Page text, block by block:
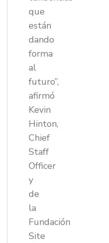
que
están
dando
forma
al
futuro”,
afirmó
Kevin
Hinton,
Chief
Staff
Officer
y
de
la
Fundación
Site